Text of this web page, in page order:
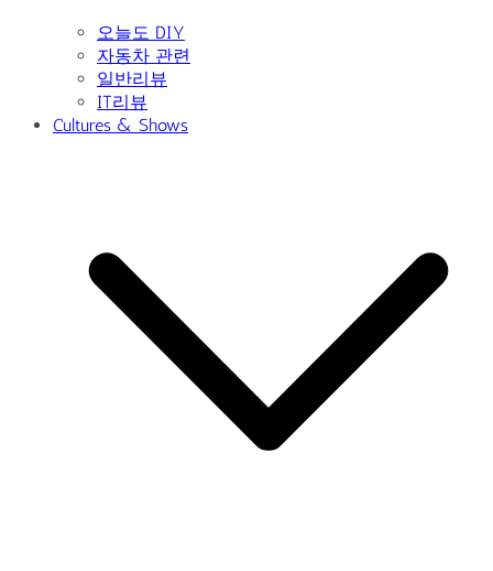
오늘도 DIY
자동차 관련
일반리뷰
IT리뷰
Cultures & Shows